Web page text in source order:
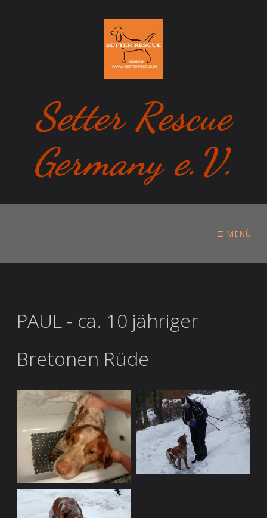
Setter Rescue
Germany e.V.
☰ MENÜ
PAUL - ca. 10 jähriger
Bretonen Rüde